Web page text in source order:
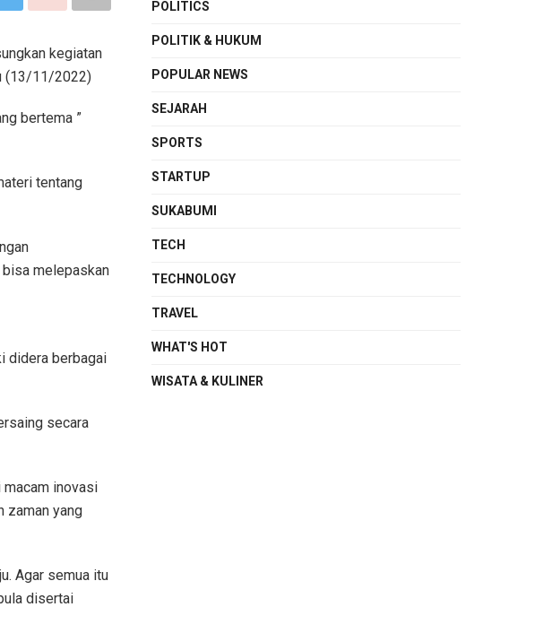
kegiatan
(13/11/2022)
bertema ”
tentang
bisa melepaskan
didera berbagai
secara
macam inovasi
zaman yang
Agar semua itu
disertai
POLITICS
POLITIK & HUKUM
POPULAR NEWS
SEJARAH
SPORTS
STARTUP
SUKABUMI
TECH
TECHNOLOGY
TRAVEL
WHAT'S HOT
WISATA & KULINER